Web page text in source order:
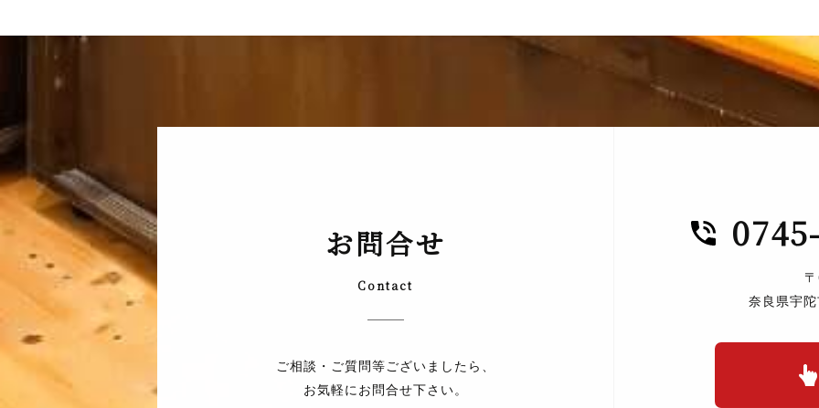
お問合せ
Contact
ご相談・ご質問等ございましたら、
お気軽にお問合せ下さい。
奈良県宇